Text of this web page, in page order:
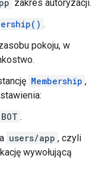
zakres autoryzacji.
.
pokoju, w
Membership ,
BOT .
users/app , czyli
wywołującą